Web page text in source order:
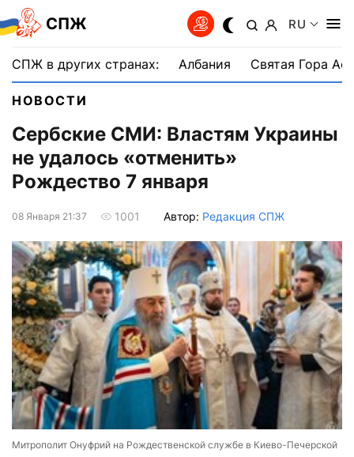
СПЖ RU
СПЖ в других странах: Албания Святая Гора
НОВОСТИ
Сербские СМИ: Властям Украины
не удалось «отменить»
Рождество 7 января
08 Января 21:37 1001 Автор: Редакция СПЖ
Митрополит Онуфрий на Рождественской службе в Киево-Печерской